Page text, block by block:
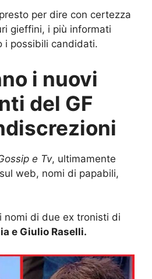
per dire con certezza
gieffini, i più informati
i possibili candidati.
i nuovi
del GF
e Tv, ultimamente
web, nomi di papabili,
nomi di due ex tronisti di
e Giulio Raselli.